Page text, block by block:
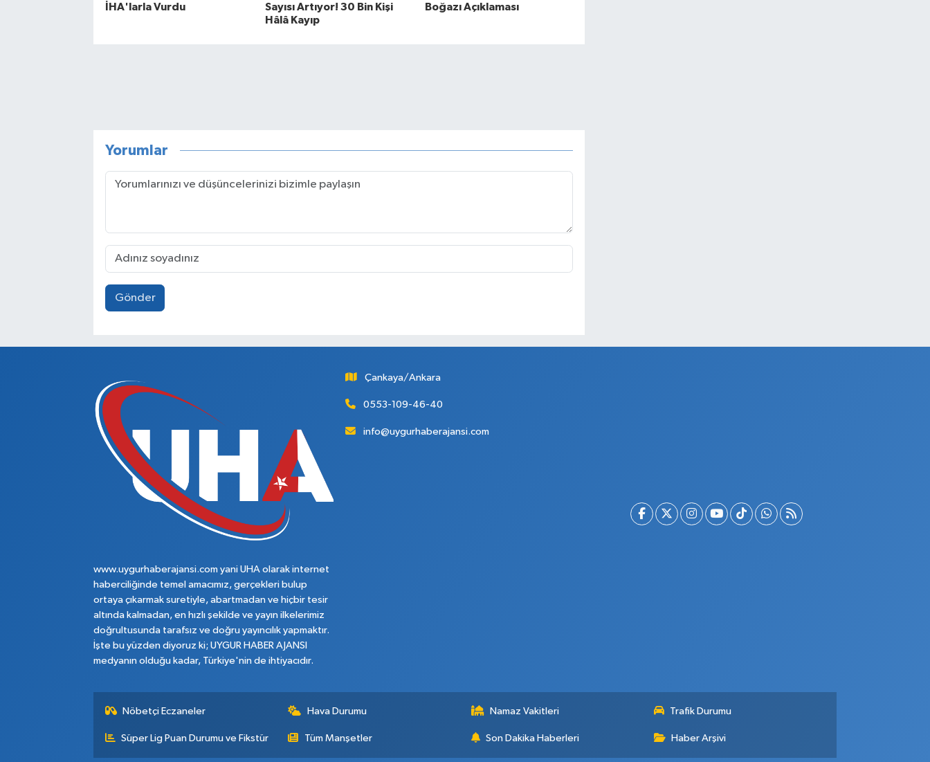
İHA'larla Vurdu
Sayısı Artıyor! 30 Bin Kişi
Hâlâ Kayıp
Boğazı Açıklaması
Yorumlar
Gönder
www.uygurhaberajansi.com yani UHA olarak internet
haberciliğinde temel amacımız, gerçekleri bulup
ortaya çıkarmak suretiyle, abartmadan ve hiçbir tesir
altında kalmadan, en hızlı şekilde ve yayın ilkelerimiz
doğrultusunda tarafsız ve doğru yayıncılık yapmaktır.
İşte bu yüzden diyoruz ki; UYGUR HABER AJANSI
medyanın olduğu kadar, Türkiye'nin de ihtiyacıdır.
Çankaya/Ankara
0553-109-46-40
info@uygurhaberajansi.com
Nöbetçi Eczaneler Hava Durumu Namaz Vakitleri Trafik Durumu
Süper Lig Puan Durumu ve Fikstür Tüm Manşetler Son Dakika Haberleri Haber Arşivi